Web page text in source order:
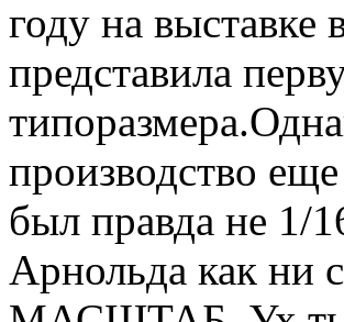
году на
представила
производство
был правда не 1/
Арнольда как